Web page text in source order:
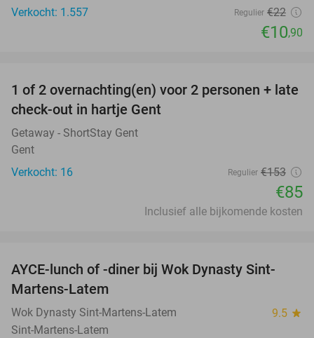
Verkocht: 1.557
Regulier €22
€10,90
44%
1 of 2 overnachting(en) voor 2 personen + late
check-out in hartje Gent
Getaway - ShortStay Gent
Gent
Verkocht: 16
Regulier €153
€85
Inclusief alle bijkomende kosten
17%
AYCE-lunch of -diner bij Wok Dynasty Sint-
Martens-Latem
Wok Dynasty Sint-Martens-Latem 9.5 star
Sint-Martens-Latem